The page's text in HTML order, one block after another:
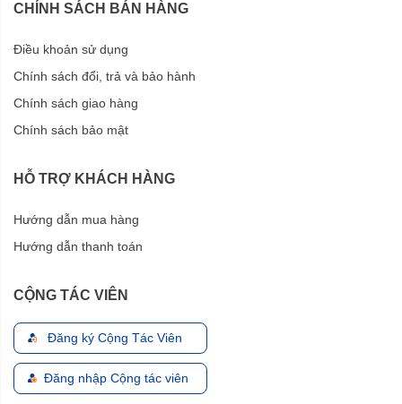
CHÍNH SÁCH BÁN HÀNG
Điều khoản sử dụng
Chính sách đổi, trả và bảo hành
Chính sách giao hàng
Chính sách bảo mật
HỖ TRỢ KHÁCH HÀNG
Hướng dẫn mua hàng
Hướng dẫn thanh toán
CỘNG TÁC VIÊN
Đăng ký Cộng Tác Viên
Đăng nhập Cộng tác viên